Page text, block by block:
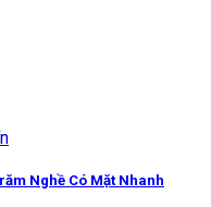
Nghề Có Mặt Nhanh